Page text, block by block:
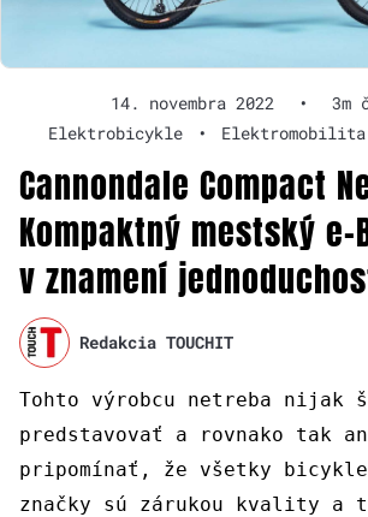
14. novembra 2022 •
3m
Elektrobicykle
• Elektromobilita
Cannondale Compact
Kompaktný mestský e-
v znamení
Redakcia TOUCHIT
Tohto výrobcu netreba nijak
predstavovať a rovnako tak
pripomínať, že všetky
značky sú zárukou kvality a